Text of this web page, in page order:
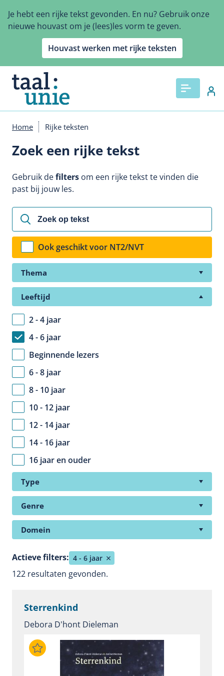
en
naar
gaan
Je hebt een rijke tekst gevonden. En nu? Gebruik onze
nieuwe houvast om je (lees)les vorm te geven.
Houvast werken met rijke teksten
Home Rijke teksten
Zoek een rijke tekst
Gebruik defilters om een rijke tekst te vinden die
past bij jouw les.
Ook geschikt voor NT2/NVT
Thema
Leeftijd
2 - 4 jaar
4 - 6 jaar
Beginnende lezers
6 - 8 jaar
8 - 10 jaar
10 - 12 jaar
12 - 14 jaar
14 - 16 jaar
16 jaar en ouder
Type
Genre
Domein
Actieve filters: 4 - 6 jaar
122 resultaten gevonden.
Sterrenkind
Debora D'hont Dieleman